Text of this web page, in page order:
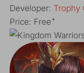
Developer: Trophy
Price: Free+